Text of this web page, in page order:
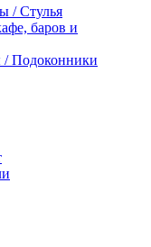
/ Стулья
баров и
Подоконники